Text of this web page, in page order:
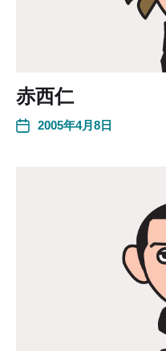
赤西仁
2005年4月8日